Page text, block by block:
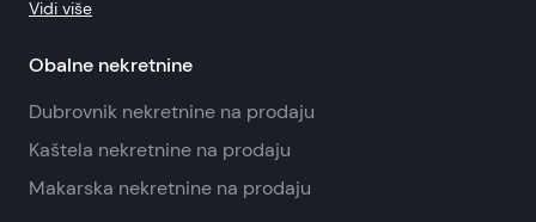
Vidi više
Obalne nekretnine
Dubrovnik nekretnine na prodaju
Kaštela nekretnine na prodaju
Makarska nekretnine na prodaju